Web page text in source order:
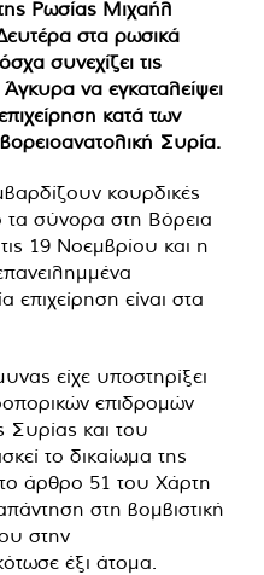
Ρωσίας Μιχαήλ
στα ρωσικά
συνεχίζει τις
να εγκαταλείψει
κατά των
Συρία.
κουρδικές
σύνορα στη Βόρεια
19 Νοεμβρίου και η
επιχείρηση είναι στα
είχε υποστηρίξει
επιδρομών
Συρίας και του
το δικαίωμα της
άρθρο 51 του Χάρτη
στη βομβιστική
στην
έξι άτομα.